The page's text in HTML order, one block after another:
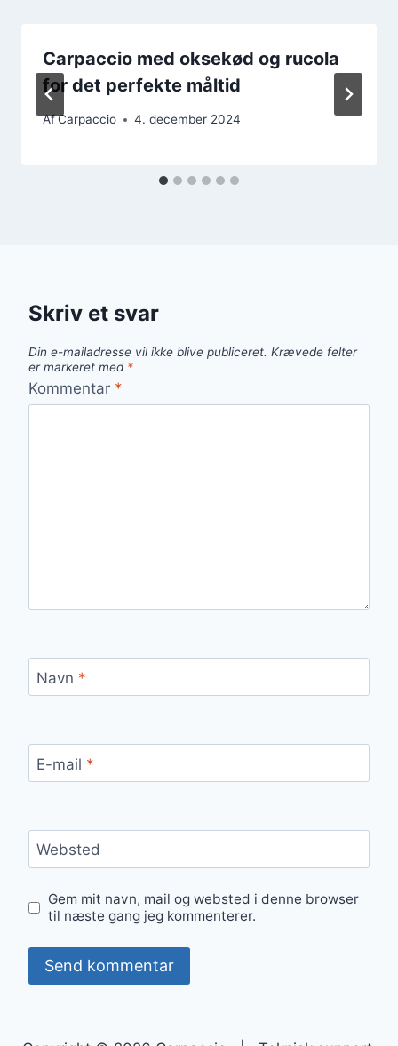
Carpaccio med oksekød og rucola
for det perfekte måltid
AfCarpaccio 4. december 2024
Skriv et svar
Din e-mailadresse vil ikke blive publiceret. Krævede felter
er markeret med *
Kommentar *
Navn *
E-mail *
Websted
Gem mit navn, mail og websted i denne browser
til næste gang jeg kommenterer.